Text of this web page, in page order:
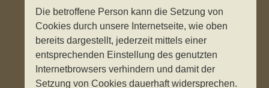
Die betroffene Person kann die Setzung von
Cookies durch unsere Internetseite, wie oben
bereits dargestellt, jederzeit mittels einer
entsprechenden Einstellung des genutzten
Internetbrowsers verhindern und damit der
Setzung von Cookies dauerhaft widersprechen.